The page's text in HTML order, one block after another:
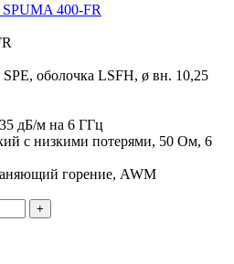
400-FR
SPE, оболочка LSFH, ø вн. 10,25
дБ/м на 6 ГГц
с низкими потерями, 50 Ом, 6
горение, AWM
+